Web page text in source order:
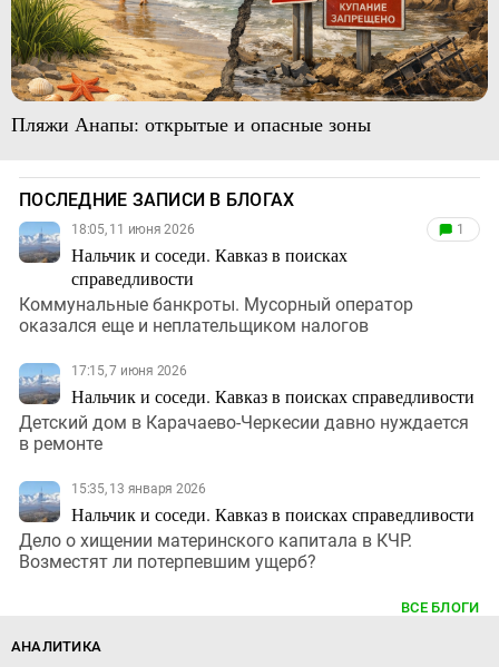
Пляжи Анапы: открытые и опасные зоны
ПОСЛЕДНИЕ ЗАПИСИ В БЛОГАХ
18:05, 11 июня 2026
Нальчик и соседи. Кавказ в поисках
справедливости
1
Коммунальные банкроты. Мусорный оператор
оказался еще и неплательщиком налогов
17:15, 7 июня 2026
Нальчик и соседи. Кавказ в поисках справедливости
Детский дом в Карачаево-Черкесии давно нуждается
в ремонте
15:35, 13 января 2026
Нальчик и соседи. Кавказ в поисках справедливости
Дело о хищении материнского капитала в КЧР.
Возместят ли потерпевшим ущерб?
ВСЕ БЛОГИ
АНАЛИТИКА